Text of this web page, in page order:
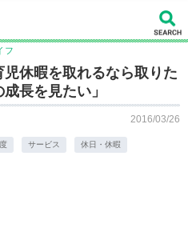
フ
休暇を取れるなら取りた
長を見たい」
2016/03/26
サービス 休日・休暇